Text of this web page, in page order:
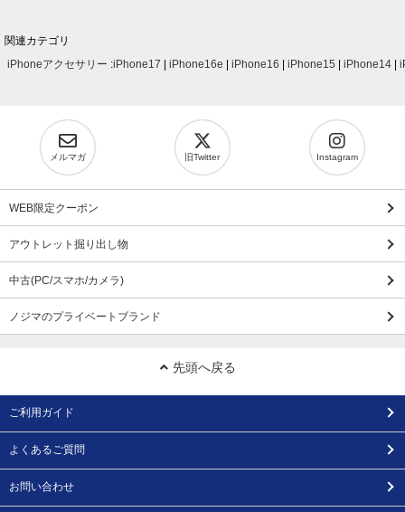
関連カテゴリ
iPhoneアクセサリー :iPhone17 iPhone16e iPhone16 iPhone15 iPhone14
メルマガ 旧Twitter Instagram
WEB限定クーポン
アウトレット掘り出し物
中古(PC/スマホ/カメラ)
ノジマのプライベートブランド
先頭へ戻る
ご利用ガイド
よくあるご質問
お問い合わせ